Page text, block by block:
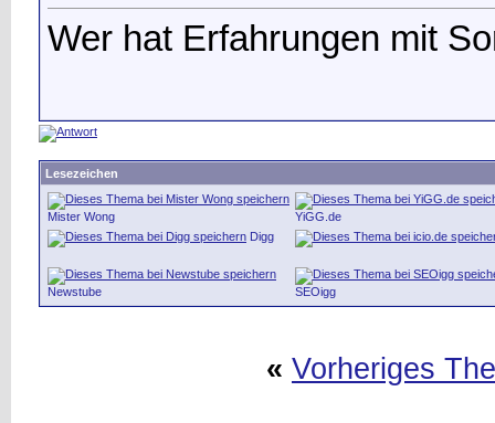
Wer hat Erfahrungen mit
Lesezeichen
Mister Wong
YiGG.de
Digg
Newstube SEOigg
« Vorheriges